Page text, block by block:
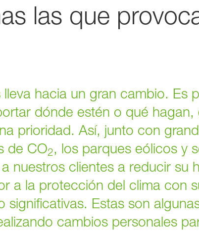
las que
hacia un gran cambio. Es
dónde estén o qué
prioridad. Así, junto con
de CO2, los parques eólicos y
nuestros clientes a reducir su
a la protección del clima con
significativas. Estas son
cambios personales